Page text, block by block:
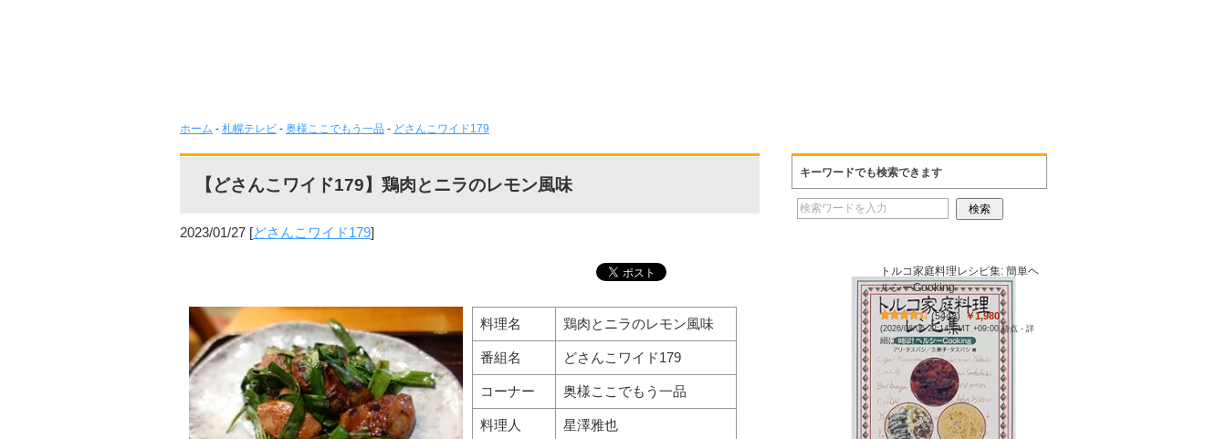
ホーム - 札幌テレビ - 奥様ここでもう一品 - どさんこワイド179
【どさんこワイド179】鶏肉とニラのレモン風味
2023/01/27 [どさんこワイド179]
料理名 鶏肉とニラのレモン風味
番組名 どさんこワイド179
コーナー 奥様ここでもう一品
料理人 星澤雅也
キーワードでも検索できます
トルコ家庭料理レシピ集: 簡単ヘ
ルシーCooking
(5448) ￥1,980
(2026/08/06 22:14 GMT +09:00 時点 -詳
細はこちら)